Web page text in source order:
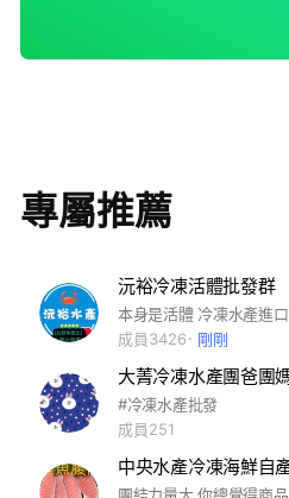
專屬推薦
沅裕冷凍活體批發群
成員3426
剛剛
大菁冷凍水產團爸團
#冷凍水產批發
成員251